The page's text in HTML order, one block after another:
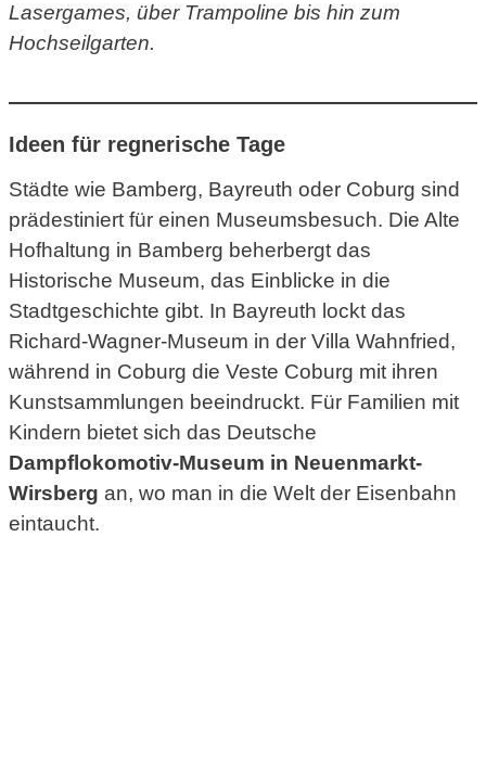
Lasergames, über Trampoline bis hin zum
Hochseilgarten.
Ideen für regnerische Tage
Städte wie Bamberg, Bayreuth oder Coburg sind
prädestiniert für einen Museumsbesuch. Die Alte
Hofhaltung in Bamberg beherbergt das
Historische Museum, das Einblicke in die
Stadtgeschichte gibt. In Bayreuth lockt das
Richard-Wagner-Museum in der Villa Wahnfried,
während in Coburg die Veste Coburg mit ihren
Kunstsammlungen beeindruckt. Für Familien mit
Kindern bietet sich das Deutsche
Dampflokomotiv-Museum in Neuenmarkt-
Wirsberg an, wo man in die Welt der Eisenbahn
eintaucht.